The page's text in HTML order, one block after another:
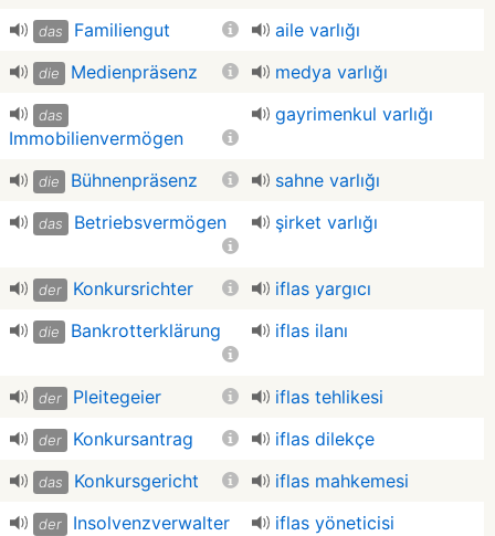
das Familiengut aile varlığı
die Medienpräsenz medya varlığı
das
Immobilienvermögen
gayrimenkul varlığı
die Bühnenpräsenz sahne varlığı
das Betriebsvermögen şirket varlığı
der Konkursrichter iflas yargıcı
die Bankrotterklärung iflas ilanı
der Pleitegeier iflas tehlikesi
der Konkursantrag iflas dilekçe
das Konkursgericht iflas mahkemesi
der Insolvenzverwalter iflas yöneticisi